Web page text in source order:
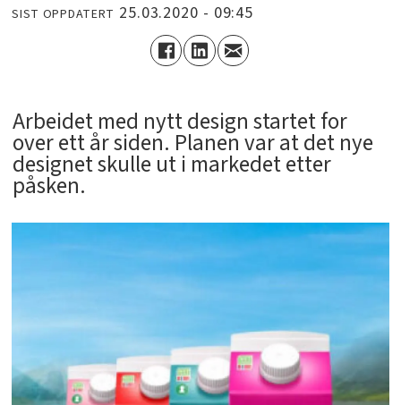
SIST OPPDATERT 25.03.2020 - 09:45
Arbeidet med nytt design startet for
over ett år siden. Planen var at det nye
designet skulle ut i markedet etter
påsken.